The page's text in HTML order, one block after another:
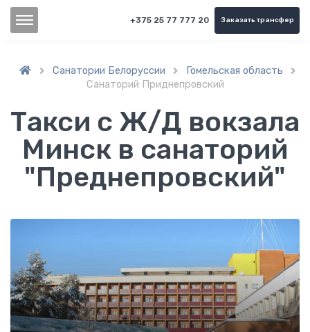
+375 25 77 777 20 Заказать трансфер
 Санатории Белоруссии  Гомельская область 
Санаторий Приднепровский
Такси с Ж/Д вокзала
Минск в cанаторий
"Преднепровский"